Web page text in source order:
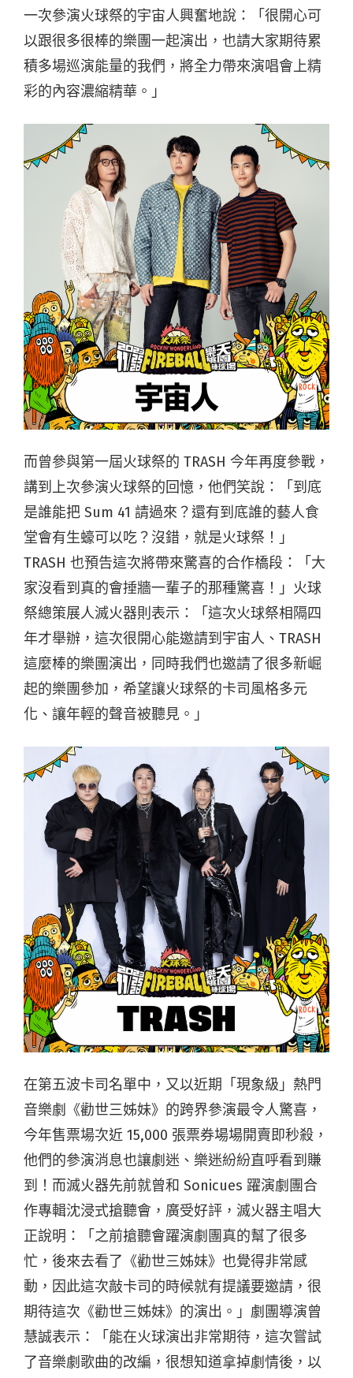
一次參演火球祭的宇宙人興奮地說：「很開心可
以跟很多很棒的樂團一起演出，也請大家期待累
積多場巡演能量的我們，將全力帶來演唱會上精
彩的內容濃縮精華。」
而曾參與第一屆火球祭的 TRASH 今年再度參戰，
講到上次參演火球祭的回憶，他們笑說：「到底
是誰能把 Sum 41 請過來？還有到底誰的藝人食
堂會有生蠔可以吃？沒錯，就是火球祭！」
TRASH 也預告這次將帶來驚喜的合作橋段：「大
家沒看到真的會捶牆一輩子的那種驚喜！」火球
祭總策展人滅火器則表示：「這次火球祭相隔四
年才舉辦，這次很開心能邀請到宇宙人、TRASH
這麼棒的樂團演出，同時我們也邀請了很多新崛
起的樂團參加，希望讓火球祭的卡司風格多元
化、讓年輕的聲音被聽見。」
在第五波卡司名單中，又以近期「現象級」熱門
音樂劇《勸世三姊妹》的跨界參演最令人驚喜，
今年售票場次近 15,000 張票券場場開賣即秒殺，
他們的參演消息也讓劇迷、樂迷紛紛直呼看到賺
到！而滅火器先前就曾和 Sonicues 躍演劇團合
作專輯沈浸式搶聽會，廣受好評，滅火器主唱大
正說明：「之前搶聽會躍演劇團真的幫了很多
忙，後來去看了《勸世三姊妹》也覺得非常感
動，因此這次敲卡司的時候就有提議要邀請，很
期待這次《勸世三姊妹》的演出。」劇團導演曾
慧誠表示：「能在火球演出非常期待， 這次嘗試
了音樂劇歌曲的改編，很想知道拿掉劇情後，以